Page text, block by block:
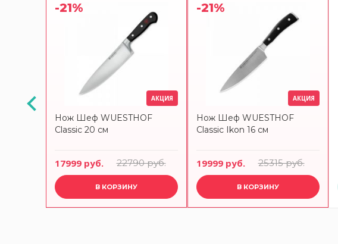
-21%
АКЦИЯ
Нож Шеф WUESTHOF
Classic 20 см
17999 руб. 22790 руб.
В КОРЗИНУ
-21%
АКЦИЯ
Нож Шеф WUESTHOF
Classic Ikon 16 см
19999 руб. 25315 руб.
В КОРЗИНУ